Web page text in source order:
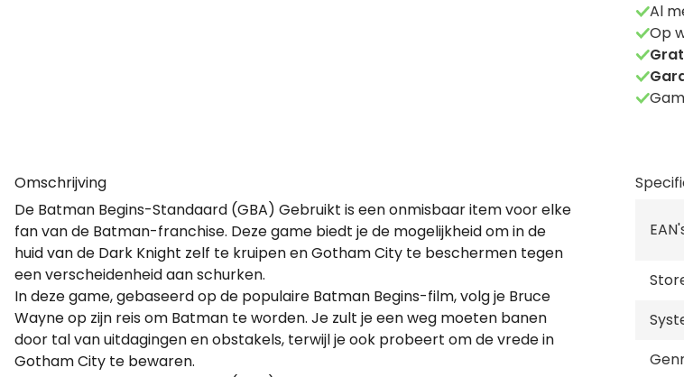
Al
Op
Omschrijving
De Batman Begins-Standaard (GBA) Gebruikt is een onmisbaar item voor elke
fan van de Batman-franchise. Deze game biedt je de mogelijkheid om in de
huid van de Dark Knight zelf te kruipen en Gotham City te beschermen tegen
een verscheidenheid aan schurken.
In deze game, gebaseerd op de populaire Batman Begins-film, volg je Bruce
Wayne op zijn reis om Batman te worden. Je zult je een weg moeten banen
door tal van uitdagingen en obstakels, terwijl je ook probeert om de vrede in
Gotham City te bewaren.